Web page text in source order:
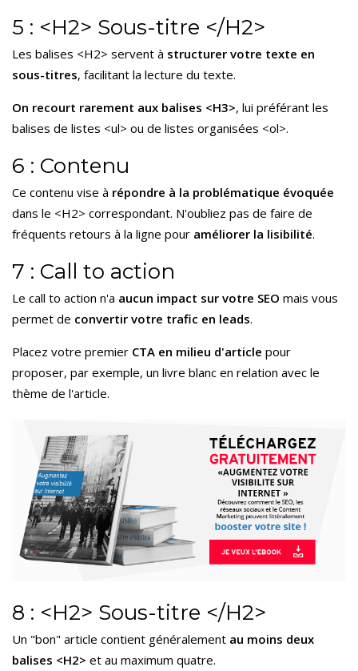
5 : <H2> Sous-titre </H2>
Les balises <H2> servent à structurer votre texte en
sous-titres, facilitant la lecture du texte.
On recourt rarement aux balises <H3>, lui préférant les
balises de listes <ul> ou de listes organisées <ol>.
6 : Contenu
Ce contenu vise à répondre à la problématique évoquée
dans le <H2> correspondant. N'oubliez pas de faire de
fréquents retours à la ligne pour améliorer la lisibilité.
7 : Call to action
Le call to action n'a aucun impact sur votre SEO mais vous
permet de convertir votre trafic en leads.
Placez votre premier CTA en milieu d'article pour
proposer, par exemple, un livre blanc en relation avec le
thème de l'article.
8 : <H2> Sous-titre </H2>
Un "bon" article contient généralement au moins deux
balises <H2> et au maximum quatre.